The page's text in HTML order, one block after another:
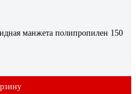
манжета полипропилен 150